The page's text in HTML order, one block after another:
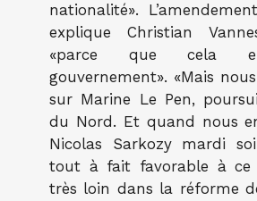
nationalité».
explique Christian
«parce que cela
gouvernement». «Mais
sur Marine Le Pen,
du Nord. Et quand nous
Nicolas Sarkozy mardi
tout à fait favorable à ce
très loin dans la réforme